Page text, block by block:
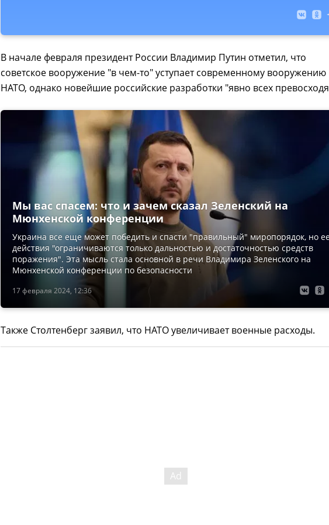
В начале февраля президент России Владимир Путин отметил, что
советское вооружение "в чем-то" уступает современному вооружению
НАТО, однако новейшие российские разработки "явно всех
17 февраля 2024, 12:36
Мы вас спасем: что и зачем сказал Зеленский на
Мюнхенской конференции
Украина все еще может победить и спасти "правильный" миропорядок, но
действия "ограничиваются только дальностью и достаточностью средств
поражения". Эта мысль стала основной в речи Владимира Зеленского на
Мюнхенской конференции по безопасности
Также Столтенберг заявил, что НАТО увеличивает военные расходы.